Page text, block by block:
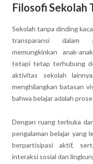
Filosofi Sekolah
Sekolah tanpa dinding
transparansi dalam
memungkinkan anak-
tetapi tetap terhubung
aktivitas sekolah
menghilangkan batasan
bahwa belajar adalah
Dengan ruang terbuka
pengalaman belajar yang
berpartisipasi aktif,
interaksi sosial dan